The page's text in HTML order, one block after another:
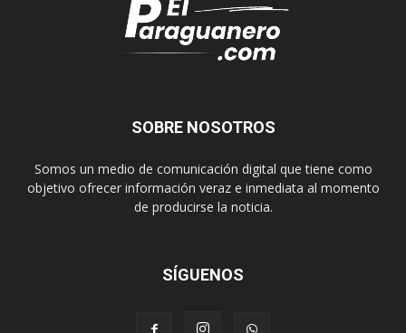
SOBRE NOSOTROS
Somos un medio de comunicación digital que tiene como
objetivo ofrecer información veraz e inmediata al momento
de producirse la noticia.
SÍGUENOS